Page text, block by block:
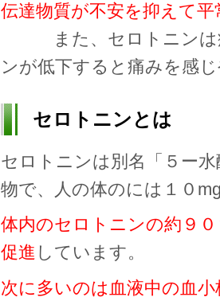
伝達物質が不安を抑えて
また、セロトニンは痛
ンが低下すると痛みを感
セロトニンとは
セロトニンは別名「５ー
物で、人の体のには１０
体内のセロトニンの約９
促進 しています。
次に多いのは血液中の血